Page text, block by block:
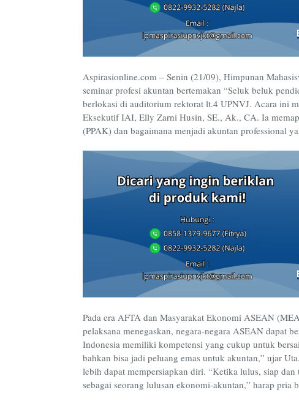
Aspirasionline.com – Senin (21/09), Himpunan
seminar profesi akuntan bertemakan “Seluk beluk
berlokasi di auditorium rektorat lt.4 UPNVJ. Acara ini
Eksekutif IAI, Elly Zarni Husin, SE., Ak., CA. Ia
(PPAK) dan bagaimana menjadi akuntan professional
Pada era AFTA dan Masyarakat Ekonomi ASEAN
pelaksana menegaskan, negara-negara ASEAN dapat
Indonesia memiliki kompetensi yang cukup untuk
bahkan bisa jadi peluang emas untuk akuntan,” ujar
lebih dapat mempersiapkan diri. “Ketika lulus, siap
sebagai seorang lulusan ekonomi-akuntan,” harap pria